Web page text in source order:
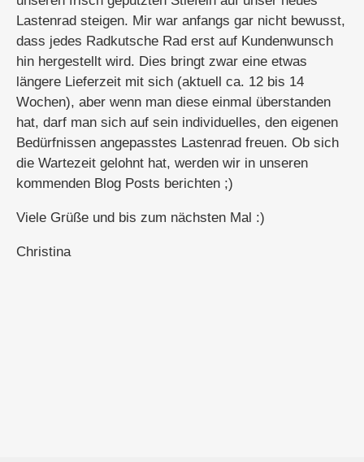
Lastenrad steigen. Mir war anfangs gar nicht bewusst,
dass jedes Radkutsche Rad erst auf Kundenwunsch
hin hergestellt wird. Dies bringt zwar eine etwas
längere Lieferzeit mit sich (aktuell ca. 12 bis 14
Wochen), aber wenn man diese einmal überstanden
hat, darf man sich auf sein individuelles, den eigenen
Bedürfnissen angepasstes Lastenrad freuen. Ob sich
die Wartezeit gelohnt hat, werden wir in unseren
kommenden Blog Posts berichten ;)
Viele Grüße und bis zum nächsten Mal :)
Christina